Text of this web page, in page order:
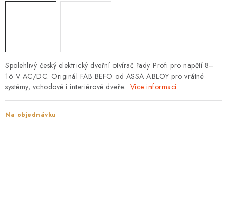
REFERENCE
AKTUALITY
ODSTOUPENÍ OD SMLOUVY
Spolehlivý český elektrický dveřní otvírač řady Profi pro napětí 8–
16 V AC/DC. Originál FAB BEFO od ASSA ABLOY pro vrátné
systémy, vchodové i interiérové dveře. Více informací
Na objednávku